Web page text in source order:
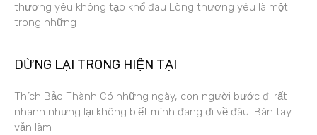
thương yêu không tạo khổ đau Lòng thương yêu là một
trong những
DỪNG LẠI TRONG HIỆN TẠI
Thích Bảo Thành Có những ngày, con người bước đi rất
nhanh nhưng lại không biết mình đang đi về đâu. Bàn tay
vẫn làm